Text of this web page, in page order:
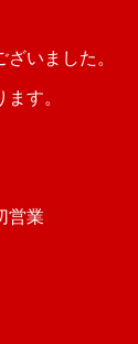
いました。
す。
営業